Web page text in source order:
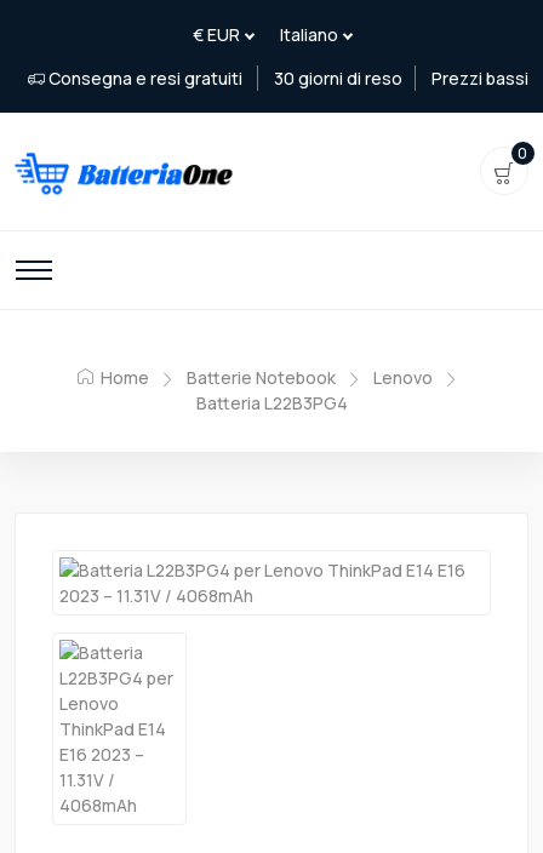
Consegna e resi gratuiti 30 giorni di reso Prezzi bassi
0
Home Batterie Notebook
Lenovo
Batteria L22B3PG4